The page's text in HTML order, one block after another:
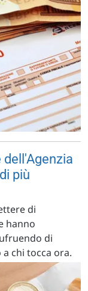
dell'Agenzia
più
di
hanno
di
chi tocca ora.